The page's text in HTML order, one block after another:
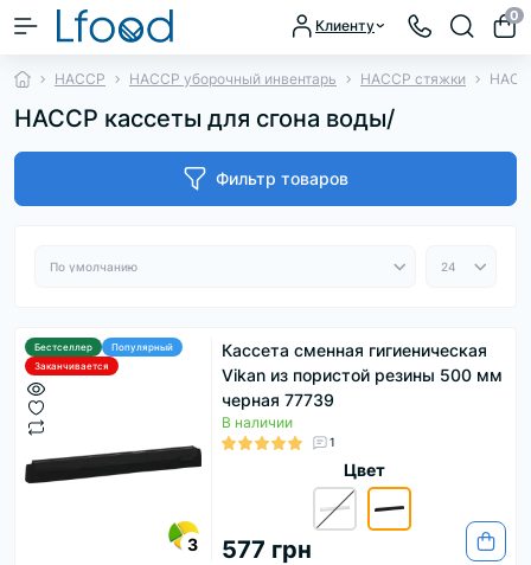
Клиенту
0
HACCP HACCP уборочный инвентарь HACCP стяжки
HACCP кассеты для сгона воды/
Фильтр товаров
Бестселлер
Популярный
Заканчивается
3
Кассета сменная гигиеническая
Vikan из пористой резины 500 мм
черная 77739
В наличии
1
Цвет
577 грн